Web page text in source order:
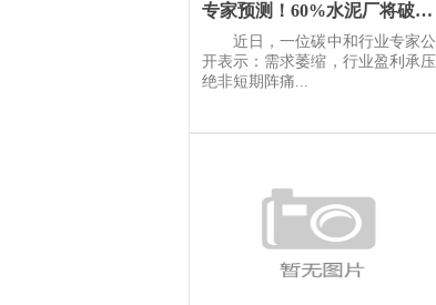
专家预测！60%水泥厂将破产退出！
近日，一位碳中和行业专家公
开表示：需求萎缩，行业盈利承压
绝非短期阵痛...